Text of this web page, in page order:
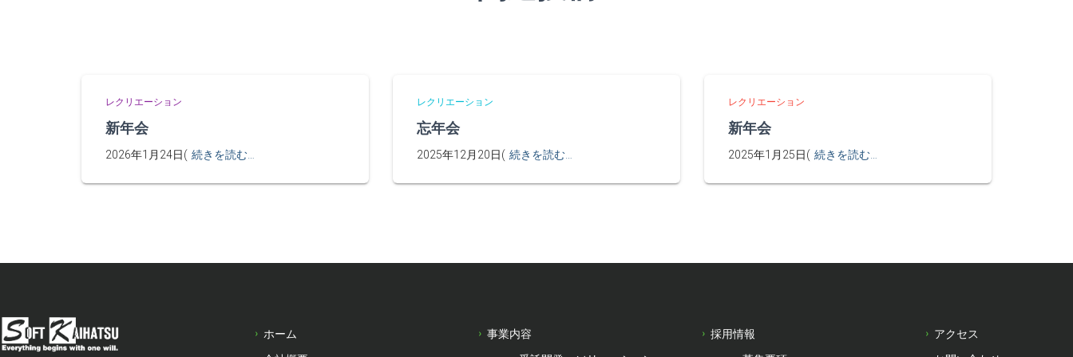
レクリエーション
新年会
2026年1月24日( 続きを読む…
レクリエーション
忘年会
2025年12月20日( 続きを読む…
レクリエーション
新年会
2025年1月25日( 続きを読む…
ホーム
事業内容
採用情報
アクセス